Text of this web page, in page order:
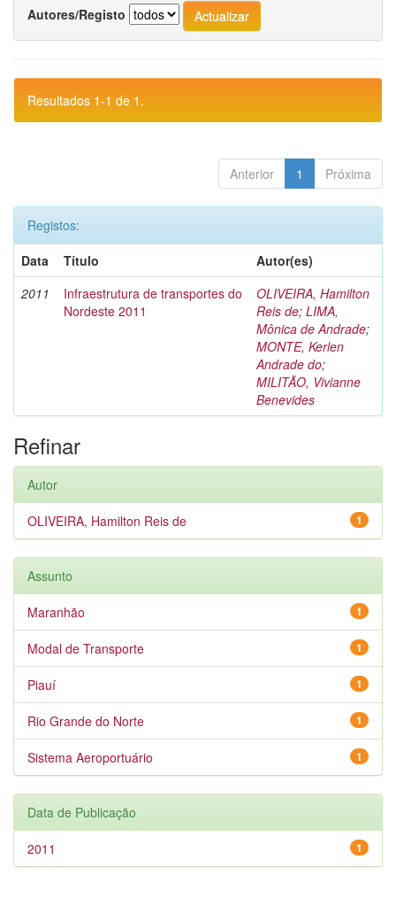
Autores/Registo
Resultados 1-1 de 1.
Anterior 1 Próxima
Registos:
Data
Título
Autor(es)
2011
Infraestrutura de transportes do
Nordeste 2011
OLIVEIRA, Hamilton
Reis de; LIMA,
Mônica de Andrade;
MONTE, Kerlen
Andrade do;
MILITÃO, Vivianne
Benevides
Refinar
Autor
1
OLIVEIRA, Hamilton Reis de
Assunto
1
Maranhão
1
Modal de Transporte
1
Piauí
1
Rio Grande do Norte
1
Sistema Aeroportuário
Data de Publicação
1
2011